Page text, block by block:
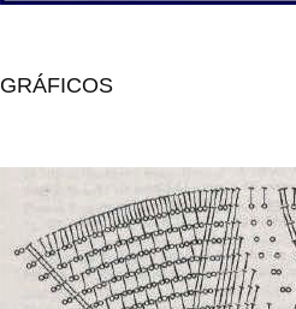
GRÁFICOS